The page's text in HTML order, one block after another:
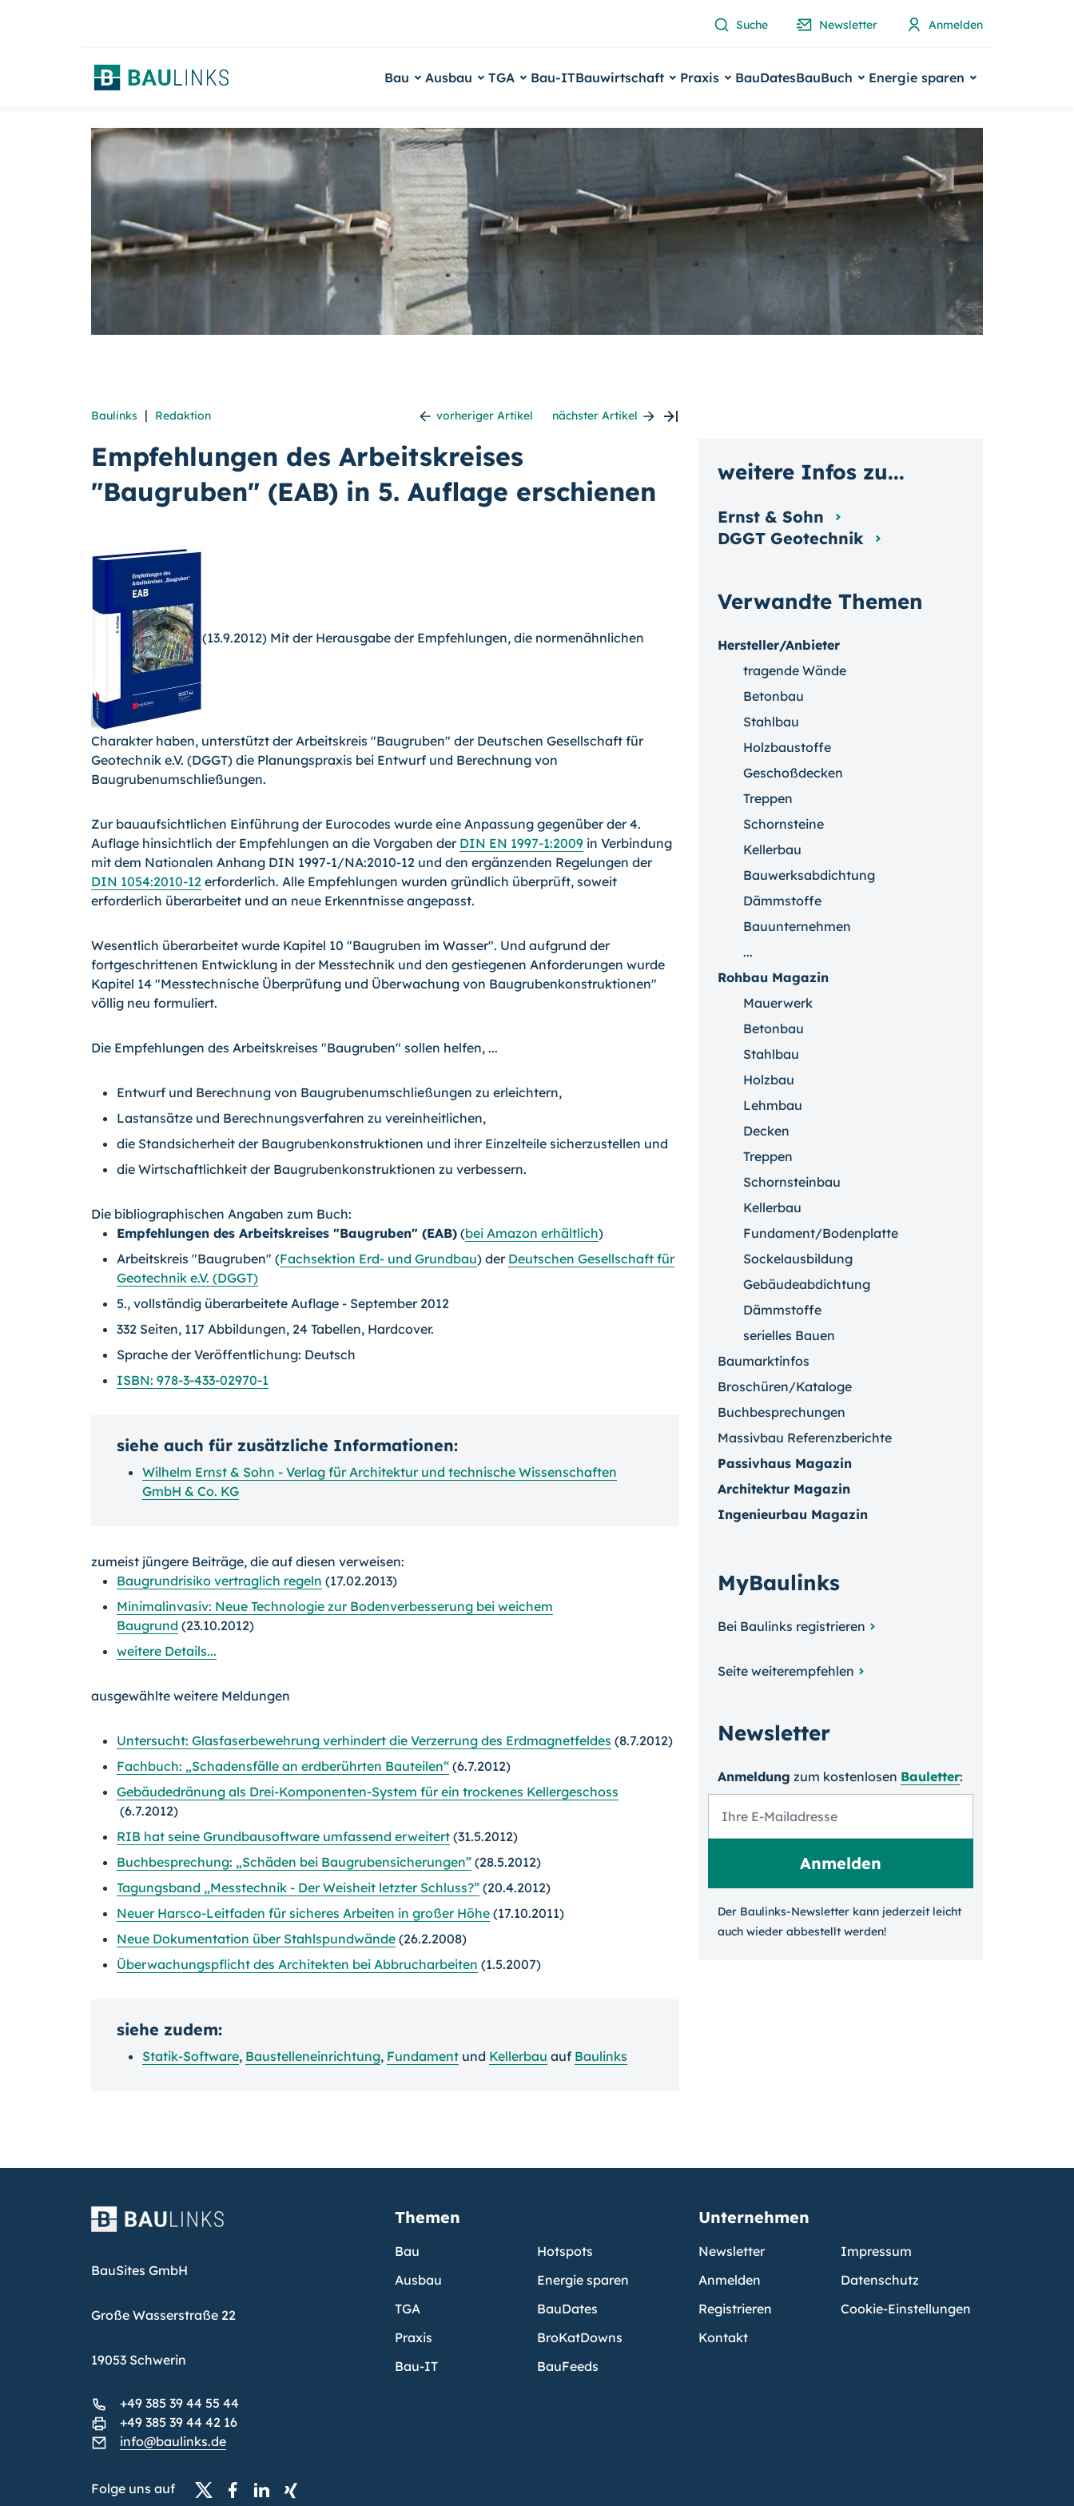
Suche Newsletter Anmelden
Bau Ausbau TGA Bau-ITBauwirtschaft Praxis BauDatesBauBuch Energie sparen
Baulinks | Redaktion vorheriger Artikel nächster Artikel
Empfehlungen des Arbeitskreises
"Baugruben" (EAB) in 5. Auflage erschienen
(13.9.2012) Mit der Herausgabe der Empfehlungen, die nor­menähnlichen
Charakter haben, unterstützt der Arbeitskreis "Baugruben" der Deutschen Gesellschaft für
Geotechnik e.V. (DGGT) die Planungspraxis bei Entwurf und Berechnung von
Baugrubenumschließungen.
Zur bauaufsichtlichen Einführung der Eurocodes wurde eine An­passung gegenüber der 4.
Auflage hinsichtlich der Empfehlungen an die Vorgaben der DIN EN 1997-1:2009 in Verbindung
mit dem Nationalen Anhang DIN 1997-1/NA:2010-12 und den ergänzen­den Regelungen der
DIN 1054:2010-12 erforderlich. Alle Emp­fehlungen wurden gründlich überprüft, soweit
erforderlich über­arbeitet und an neue Erkenntnisse angepasst.
Wesentlich überarbeitet wurde Kapitel 10 "Baugruben im Wasser". Und aufgrund der
fortgeschrittenen Entwicklung in der Messtechnik und den gestiegenen Anforderungen wurde
Kapitel 14 "Messtechnische Überprüfung und Überwachung von Baugrubenkon­struktionen"
völlig neu formuliert.
Die Empfehlungen des Arbeitskreises "Baugruben" sollen helfen, ...
Entwurf und Berechnung von Baugrubenumschließungen zu erleichtern,
Lastansätze und Berechnungsverfahren zu vereinheitlichen,
die Standsicherheit der Baugrubenkonstruktionen und ihrer Einzelteile sicherzustellen und
die Wirtschaftlichkeit der Baugrubenkonstruktionen zu verbessern.
Die bibliographischen Angaben zum Buch:
Empfehlungen des Arbeitskreises "Baugruben" (EAB) (bei Amazon erhältlich)
Arbeitskreis "Baugruben" (Fachsektion Erd- und Grundbau) der Deutschen Gesellschaft für
Geotechnik e.V. (DGGT)
5., vollständig überarbeitete Auflage - September 2012
332 Seiten, 117 Abbildungen, 24 Tabellen, Hardcover.
Sprache der Veröffentlichung: Deutsch
ISBN: 978-3-433-02970-1
siehe auch für zusätzliche Informationen:
Wilhelm Ernst & Sohn - Verlag für Architektur und technische Wissenschaften
GmbH & Co. KG
zumeist jüngere Beiträge, die auf diesen verweisen:
Baugrundrisiko vertraglich regeln (17.02.2013)
Minimalinvasiv: Neue Technologie zur Bodenverbesserung bei weichem
Baugrund (23.10.2012)
weitere Details...
ausgewählte weitere Meldungen
Untersucht: Glasfaserbewehrung verhindert die Verzerrung des Erdmagnetfeldes (8.7.2012)
Fachbuch: „Schadensfälle an erdberührten Bauteilen“ (6.7.2012)
Gebäudedränung als Drei-Komponenten-System für ein trockenes Kellergeschoss
(6.7.2012)
RIB hat seine Grundbausoftware umfassend erweitert (31.5.2012)
Buchbesprechung: „Schäden bei Baugrubensicherungen” (28.5.2012)
Tagungsband „Messtechnik - Der Weisheit letzter Schluss?” (20.4.2012)
Neuer Harsco-Leitfaden für sicheres Arbeiten in großer Höhe (17.10.2011)
Neue Dokumentation über Stahlspundwände (26.2.2008)
Überwachungspflicht des Architekten bei Abbrucharbeiten (1.5.2007)
siehe zudem:
Statik-Software, Baustelleneinrichtung, Fundament und Kellerbau auf Baulinks
Verwandte Themen
Hersteller/Anbieter
tragende Wände
Betonbau
Stahlbau
Holzbaustoffe
Geschoßdecken
Treppen
Schornsteine
Kellerbau
Bauwerksabdichtung
Dämmstoffe
Bauunternehmen
...
Rohbau Magazin
Mauerwerk
Betonbau
Stahlbau
Holzbau
Lehmbau
Decken
Treppen
Schornsteinbau
Kellerbau
Fundament/Bodenplatte
Sockelausbildung
Gebäudeabdichtung
Dämmstoffe
serielles Bauen
Baumarktinfos
Broschüren/Kataloge
Buchbesprechungen
Massivbau Referenzberichte
Passivhaus Magazin
Architektur Magazin
Ingenieurbau Magazin
MyBaulinks
Bei Baulinks registrieren
Seite weiterempfehlen
Newsletter
Anmeldung zum kosten­losen Bauletter:
Der Baulinks-Newsletter kann jeder­zeit leicht
auch wieder ab­bestellt werden!
weitere Infos zu...
Ernst & Sohn
DGGT Geotechnik
BauSites GmbH
Große Wasserstraße 22
19053 Schwerin
+49 385 39 44 55 44
+49 385 39 44 42 16
info@baulinks.de
Folge uns auf
Themen
Bau
Ausbau
TGA
Praxis
Bau-IT
Hotspots
Energie sparen
BauDates
BroKatDowns
BauFeeds
Unternehmen
Newsletter
Anmelden
Registrieren
Kontakt
Impressum
Datenschutz
Cookie-Einstellungen